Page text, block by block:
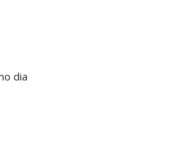
dia